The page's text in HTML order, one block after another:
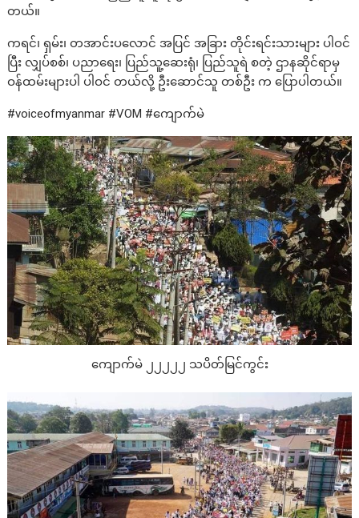
တယ်။
ကရင်၊ ရှမ်း၊ တအာင်းပလောင် အပြင် အခြား တိုင်းရင်းသားများ ပါဝင်
ပြီး လျှပ်စစ်၊ ပညာရေး၊ ပြည်သူ့ဆေးရုံ၊ ပြည်သူရဲ စတဲ့ ဌာနဆိုင်ရာမှ
ဝန်ထမ်းများပါ ပါဝင် တယ်လို့ ဦးဆောင်သူ တစ်ဦး က ပြောပါတယ်။
#voiceofmyanmar #VOM #ကျောက်မဲ
ကျောက်မဲ ၂၂၂၂၂ သပိတ်မြင်ကွင်း